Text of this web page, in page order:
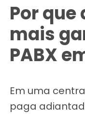
Por que
mais
PABX
Em uma
paga